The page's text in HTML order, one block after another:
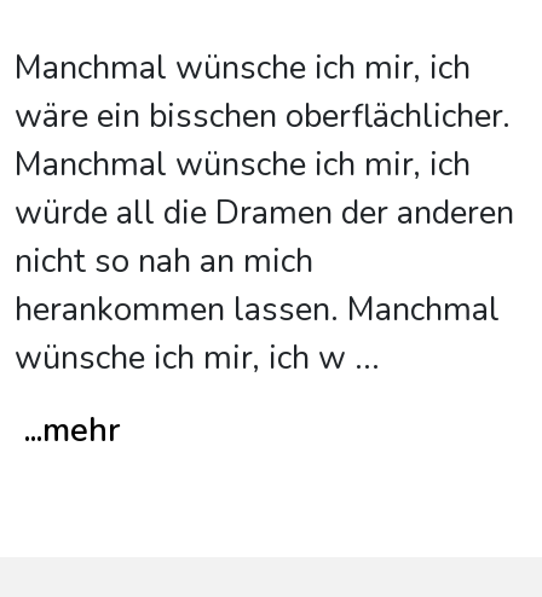
Manchmal wünsche ich mir, ich
wäre ein bisschen oberflächlicher.
Manchmal wünsche ich mir, ich
würde all die Dramen der anderen
nicht so nah an mich
herankommen lassen. Manchmal
wünsche ich mir, ich w ...
...mehr